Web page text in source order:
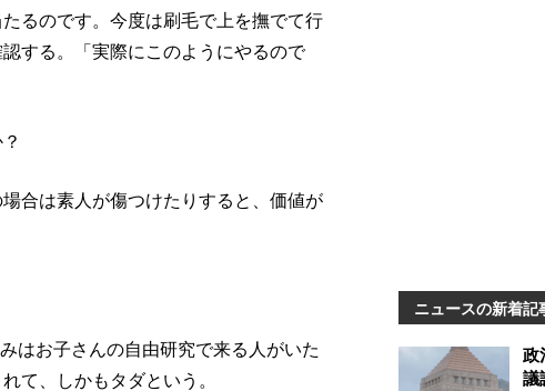
るのです。今度は刷毛で上を撫でて行
する。「実際にこのようにやるので
合は素人が傷つけたりすると、価値が
はお子さんの自由研究で来る人がいた
て、しかもタダという。
ニュースの新着記
政
議